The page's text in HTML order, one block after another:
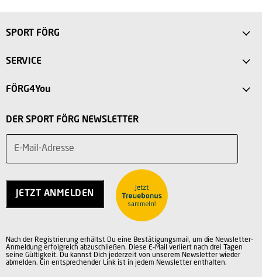
SPORT FÖRG
Intersport Förg Landsberg
Sport Outlet Augsburg
Über uns
Jobs
AGB
Impressum
SERVICE
FAQ
Rücksendung
Service
Kontakt
Vertrag widerrufen
FÖRG4You
Teilnahmebedingungen
DER SPORT FÖRG NEWSLETTER
E-Mail-Adresse
JETZT ANMELDEN
Nach der Registrierung erhältst Du eine Bestätigungsmail, um die Newsletter-
Anmeldung erfolgreich abzuschließen. Diese E-Mail verliert nach drei Tagen
seine Gültigkeit. Du kannst Dich jederzeit von unserem Newsletter wieder
abmelden. Ein entsprechender Link ist in jedem Newsletter enthalten.